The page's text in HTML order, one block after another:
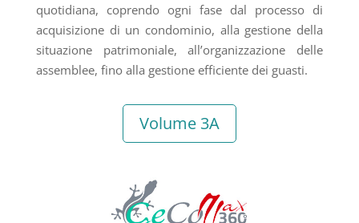
quotidiana, coprendo ogni fase dal processo di
acquisizione di un condominio, alla gestione della
situazione patrimoniale, all’organizzazione delle
assemblee, fino alla gestione efficiente dei guasti.
Volume 3A